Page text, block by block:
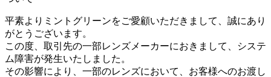
平素よりミントグリーンをご愛顧いただきまして、誠にあり
がとうございます。
この度、取引先の一部レンズメーカーにおきまして、システ
ム障害が発生いたしました。
その影響により、一部のレンズにおいて、お客様へのお渡し